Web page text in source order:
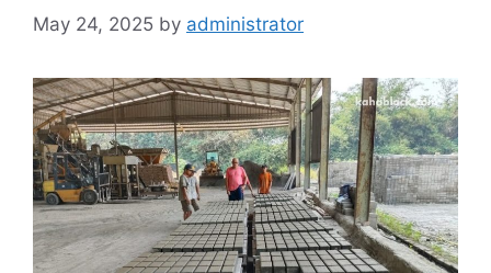
May 24, 2025 by administrator